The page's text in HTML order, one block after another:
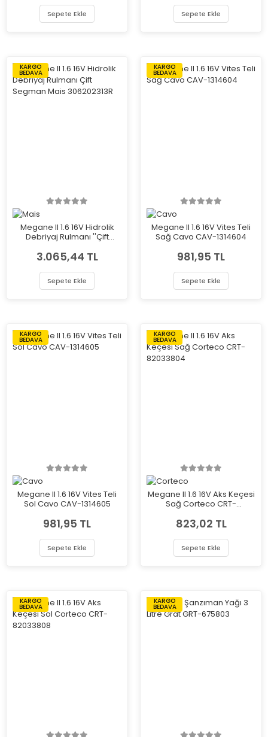
Sepete Ekle Sepete Ekle
KARGO
BEDAVA
Megane II 1.6 16V Hidrolik
Debriyaj Rulmanı ''Çift
3.065,44 TL
Sepete Ekle
KARGO
BEDAVA
Megane II 1.6 16V Vites Teli
Sağ Cavo CAV-1314604
981,95 TL
Sepete Ekle
KARGO
BEDAVA
Megane II 1.6 16V Vites Teli
Sol Cavo CAV-1314605
981,95 TL
Sepete Ekle
KARGO
BEDAVA
Megane II 1.6 16V Aks Keçesi
Sağ Corteco CRT-
823,02 TL
Sepete Ekle
KARGO
BEDAVA
KARGO
BEDAVA